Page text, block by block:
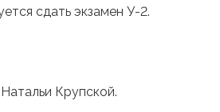
сдать экзамен У-2.
Крупской.